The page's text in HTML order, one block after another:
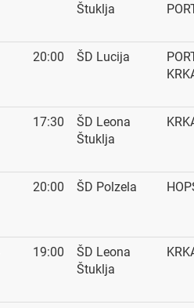
Štuklja
20:00 ŠD Lucija
17:30
ŠD Leona
Štuklja
20:00 ŠD Polzela
19:00
ŠD Leona
Štuklja